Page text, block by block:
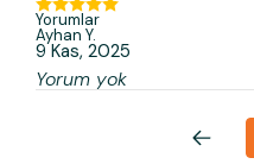
Yorumlar
Ayhan Y.
9 Kas, 2025
Yorum yok